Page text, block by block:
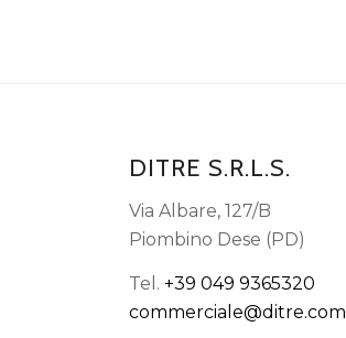
DITRE S.R.L.S.
Via Albare, 127/B
Piombino Dese (PD)
Tel.+39 049 9365320
commerciale@ditre.com